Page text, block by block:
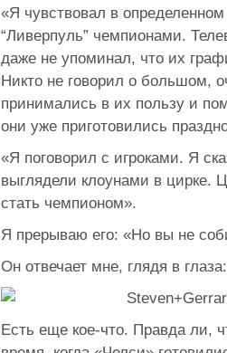
«Я чувствовал в
“Ливерпуль” чемпионами.
даже не упоминал, что их
Никто не говорил о большом,
принимались в их пользу и
они уже приготовились
«Я поговорил с игроками. Я
выглядели клоунами в цирке.
стать чемпионом».
Я прерываю его: «Но вы не
Он отвечает мне, глядя в
Есть еще кое-что. Правда ли,